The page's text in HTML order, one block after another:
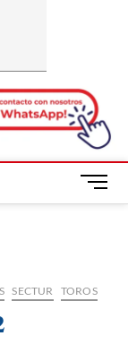
B
o
e
SECTUR TOROS